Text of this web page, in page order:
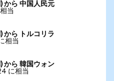
ら 中国人民元
当
ら トルコリラ
相当
ら 韓国ウォン
に相当